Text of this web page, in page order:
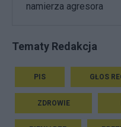
namierza agresora
Tematy Redakcja
PIS GŁOS
ZDROWIE